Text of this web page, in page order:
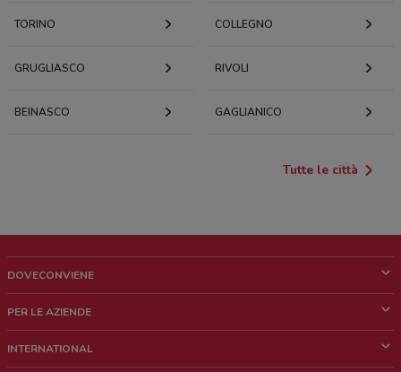
0.059497810347611334
Via S.Francesco D'Assisi, 11 Rivarolo Canavese
Via S. Francesco D'Assisi, 9 Rivarolo Canavese
Via San Francesco D'assisi,15
0.0693597251965857
TORINO COLLEGNO
GRUGLIASCO RIVOLI
BEINASCO GAGLIANICO
Tutte le città
DOVECONVIENE
Chi siamo
PER LE AZIENDE
INTERNATIONAL